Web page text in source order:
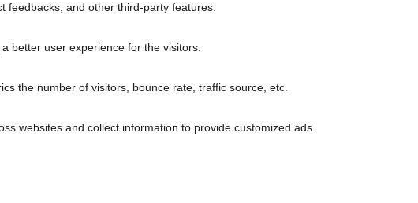
feedbacks, and other third-party features.
better user experience for the visitors.
the number of visitors, bounce rate, traffic source, etc.
websites and collect information to provide customized ads.